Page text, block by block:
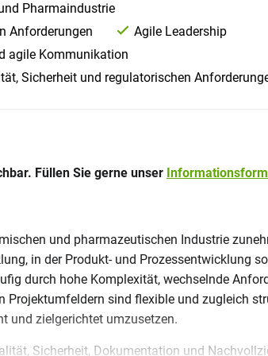
Pharmaindustrie
Anforderungen
Agile Leadership
agile Kommunikation
Sicherheit und regulatorischen
Füllen Sie gerne unser
und pharmazeutischen Industrie
in der Produkt- und Prozessentwicklung
durch hohe Komplexität, wechselnde
Projektumfeldern sind flexible und zugleich
und zielgerichtet umzusetzen.
Sicherheit, Dokumentation und